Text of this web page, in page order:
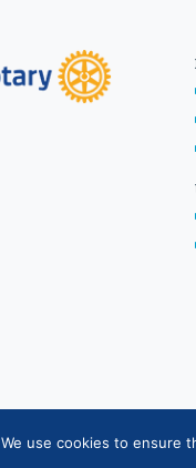
Copyright © Suomen
We use cookies to ensure